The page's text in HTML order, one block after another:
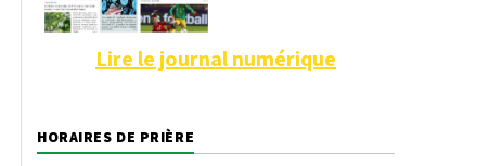
Lire le journal numérique
HORAIRES DE PRIÈRE